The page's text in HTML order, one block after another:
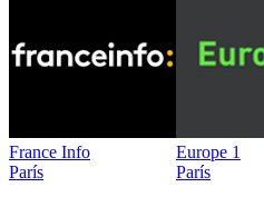
France Info
París
Europe 1
París